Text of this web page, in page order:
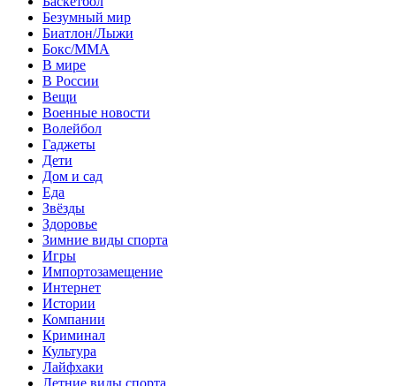
Безумный мир
Биатлон/Лыжи
Бокс/MMA
В мире
В России
Вещи
Военные новости
Волейбол
Гаджеты
Дети
Дом и сад
Еда
Звёзды
Здоровье
Зимние виды спорта
Игры
Импортозамещение
Интернет
Истории
Компании
Криминал
Культура
Лайфхаки
Летние виды спорта